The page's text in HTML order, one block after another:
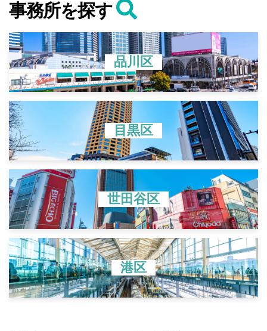
事務所を探す
品川区
目黒区
世田谷区
港区